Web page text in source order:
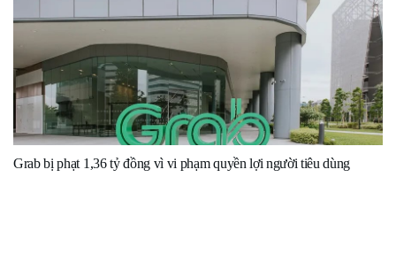
Grab bị phạt 1,36 tỷ đồng vì vi phạm quyền lợi người tiêu dùng